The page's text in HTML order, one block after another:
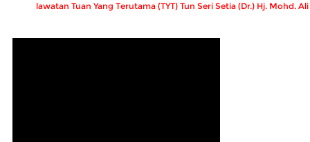
lawatan Tuan Yang Terutama (TYT) Tun Seri Setia (Dr.) Hj. Mohd.